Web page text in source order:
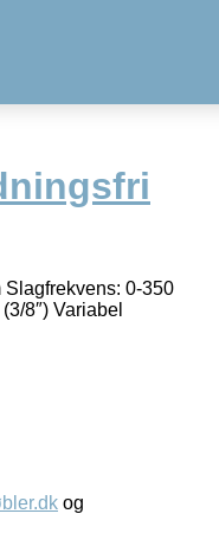
0-350
8″) Variabel
og